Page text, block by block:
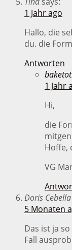
1 Jahr ago
Hallo, die
du. die
Antworten
1 Jahr
Hi,
die
Hoffe,
VG
Doris Cebella
5 Monaten
Das ist ja
Fall